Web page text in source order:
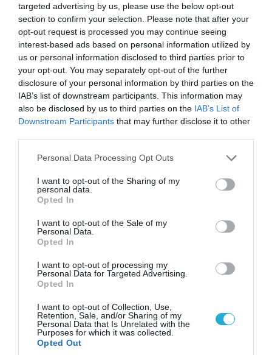
targeted advertising by us, please use the below opt-out
section to confirm your selection. Please note that after your
opt-out request is processed you may continue seeing
interest-based ads based on personal information utilized by
us or personal information disclosed to third parties prior to
your opt-out. You may separately opt-out of the further
disclosure of your personal information by third parties on the
IAB’s list of downstream participants. This information may
also be disclosed by us to third parties on the IAB’s List of
Downstream Participants that may further disclose it to other
Please note that this website/app uses one or more Google
not limited to your visit or usage behaviour. You may click to
grant or deny consent to Google and its third-party tags to
use your data for below specified purposes in below Google
consent section.
Personal Data Processing Opt Outs
I want to opt-out of the Sharing of my
personal data.
Opted In
I want to opt-out of the Sale of my
Personal Data.
Opted In
I want to opt-out of processing my
Personal Data for Targeted Advertising.
Opted In
I want to opt-out of Collection, Use,
Retention, Sale, and/or Sharing of my
Personal Data that Is Unrelated with the
Purposes for which it was collected.
Opted Out
09.08.2026 | 12:02
Οι Χούθι δοκιμάζουν της αμυντική συμμαχία
Τουρκίας-Σ.Αραβίας – Το παράδοξο των
ελληνικών Patriot στην περιοχή
Λευκάδα-Βουλγαρία: Ουκρανικά drone
χτυπούν την εθνική κυριαρχία και θέτουν σε
κίνδυνο οικονομίες χωρών του ΝΑΤΟ
ΠΟΛΙΤΙΚΗ